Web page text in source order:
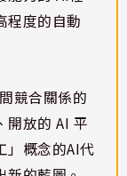
程度的自動
競合關係的
開放的 AI 平
」概念的AI代